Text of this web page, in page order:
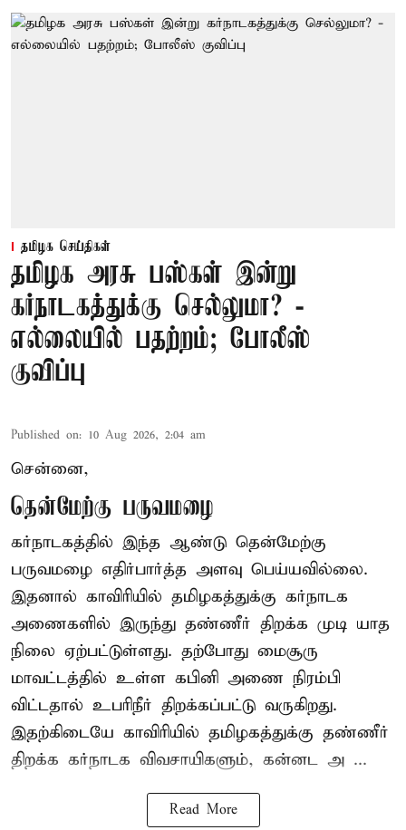
தமிழக செய்திகள்
தமிழக அரசு பஸ்கள் இன்று
கர்நாடகத்துக்கு செல்லுமா? -
எல்லையில் பதற்றம்; போலீஸ்
குவிப்பு
Published on: 10 Aug 2026, 2:04 am
சென்னை,
தென்மேற்கு பருவமழை
கர்நாடகத்தில் இந்த ஆண்டு தென்மேற்கு
பருவமழை எதிர்பார்த்த அளவு பெய்யவில்லை.
இதனால் காவிரியில் தமிழகத்துக்கு கர்நாடக
அணைகளில் இருந்து தண்ணீர் திறக்க முடி யாத
நிலை ஏற்பட்டுள்ளது. தற்போது மைசூரு
மாவட்டத்தில் உள்ள கபினி அணை நிரம்பி
விட்டதால் உபரிநீர் திறக்கப்பட்டு வருகிறது.
இதற்கிடையே காவிரியில் தமிழகத்துக்கு தண்ணீர்
திறக்க கர்நாடக விவசாயிகளும், கன்னட அ ...
Read More